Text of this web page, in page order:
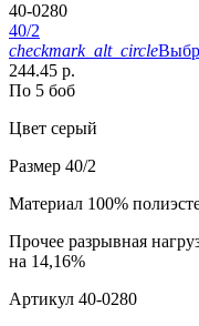
40-0280
40/2
checkmark_alt_circle
244.45 р.
По 5 боб
Цвет серый
Размер 40/2
Материал 100%
Прочее разрывная
на 14,16%
Артикул 40-0280